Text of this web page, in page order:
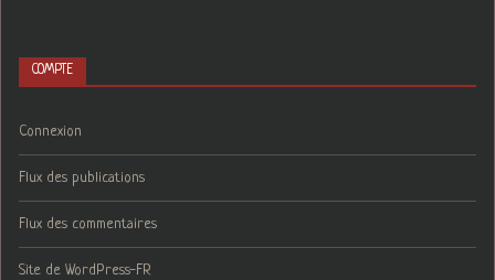
COMPTE
Connexion
Flux des publications
Flux des commentaires
Site de WordPress-FR